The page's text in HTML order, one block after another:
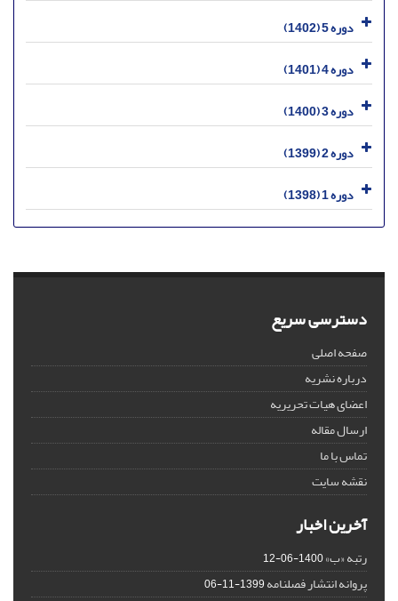
دوره 5 (1402)
دوره 4 (1401)
دوره 3 (1400)
دوره 2 (1399)
دوره 1 (1398)
دسترسی سریع
صفحه اصلی
درباره نشریه
اعضای هیات تحریریه
ارسال مقاله
تماس با ما
نقشه سایت
آخرین اخبار
رتبه «ب»1400-06-12
پروانه انتشار فصلنامه1399-11-06